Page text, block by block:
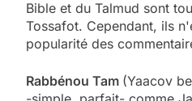
Bible et du Talmud sont
Tossafot. Cependant, ils
popularité des
Rabbénou Tam (Yaacov